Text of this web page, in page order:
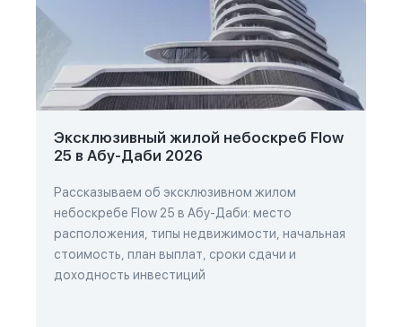
Эксклюзивный жилой небоскреб Flow
25 в Абу-Даби 2026
Рассказываем об эксклюзивном жилом
небоскребе Flow 25 в Абу-Даби: место
расположения, типы недвижимости, начальная
стоимость, план выплат, сроки сдачи и
доходность инвестиций